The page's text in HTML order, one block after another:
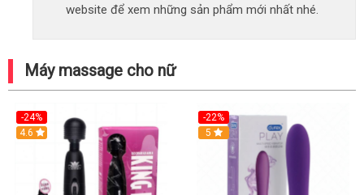
website để xem những sản phẩm mới nhất nhé.
Máy massage cho nữ
-24%
4.6
-22%
Hot
5